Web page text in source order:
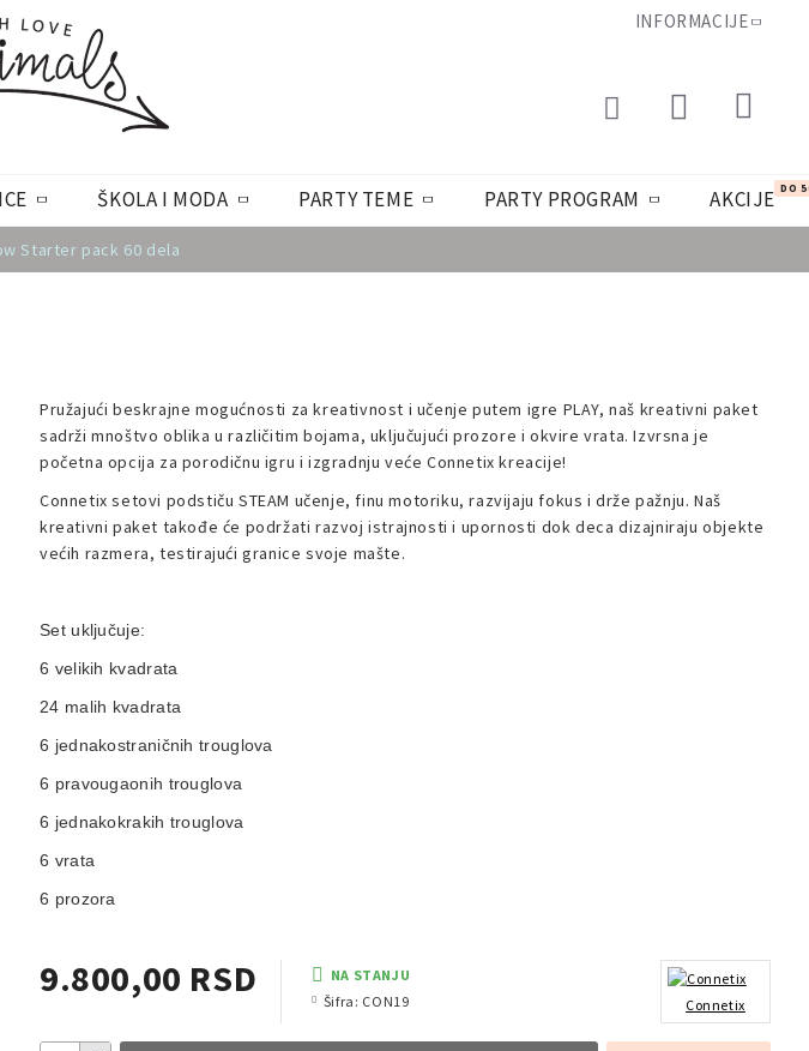
INFORMACIJE
ŠKOLA I MODA PARTY TEME PARTY PROGRAM AKCIJE DO
Starter pack 60 dela
Pružajući beskrajne mogućnosti za kreativnost i učenje putem igre PLAY, naš kreativni paket
sadrži mnoštvo oblika u različitim bojama, uključujući prozore i okvire vrata. Izvrsna je
početna opcija za porodičnu igru ​​i izgradnju veće Connetix kreacije!
Connetix setovi podstiču STEAM učenje, finu motoriku, razvijaju fokus i drže pažnju. Naš
kreativni paket takođe će podržati razvoj istrajnosti i upornosti dok deca dizajniraju objekte
većih razmera, testirajući granice svoje mašte.
Set uključuje:
6 velikih kvadrata
24 malih kvadrata
6 jednakostraničnih trouglova
6 pravougaonih trouglova
6 jednakokrakih trouglova
6 vrata
6 prozora
9.800,00 RSD
NA STANJU
Šifra: CON19 Connetix